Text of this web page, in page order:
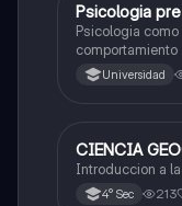
Ciencias Sociales
Psicologia
Psicologia
comportamiento
Universidad
Ciencias Sociales
CIENCIA
4° Sec 213